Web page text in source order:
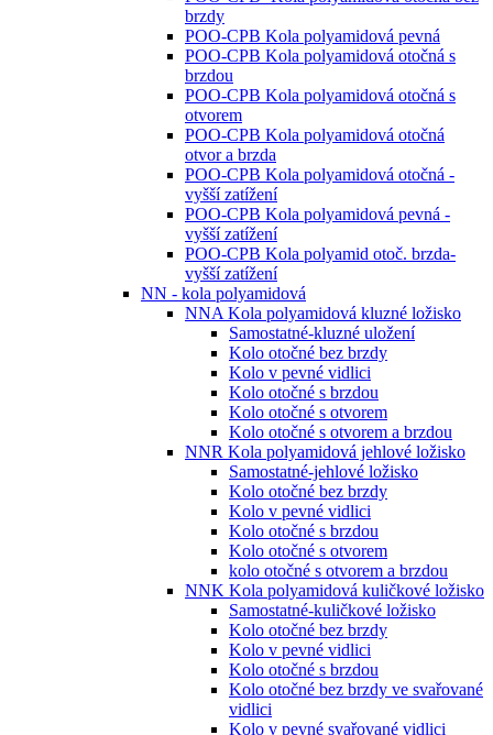
brzdy
POO-CPB Kola polyamidová pevná
POO-CPB Kola polyamidová otočná s
brzdou
POO-CPB Kola polyamidová otočná s
otvorem
POO-CPB Kola polyamidová otočná
otvor a brzda
POO-CPB Kola polyamidová otočná -
vyšší zatížení
POO-CPB Kola polyamidová pevná -
vyšší zatížení
POO-CPB Kola polyamid otoč. brzda-
vyšší zatížení
NN - kola polyamidová
NNA Kola polyamidová kluzné ložisko
Samostatné-kluzné uložení
Kolo otočné bez brzdy
Kolo v pevné vidlici
Kolo otočné s brzdou
Kolo otočné s otvorem
Kolo otočné s otvorem a brzdou
NNR Kola polyamidová jehlové ložisko
Samostatné-jehlové ložisko
Kolo otočné bez brzdy
Kolo v pevné vidlici
Kolo otočné s brzdou
Kolo otočné s otvorem
kolo otočné s otvorem a brzdou
NNK Kola polyamidová kuličkové ložisko
Samostatné-kuličkové ložisko
Kolo otočné bez brzdy
Kolo v pevné vidlici
Kolo otočné s brzdou
Kolo otočné bez brzdy ve svařované
vidlici
Kolo v pevné svařované vidlici